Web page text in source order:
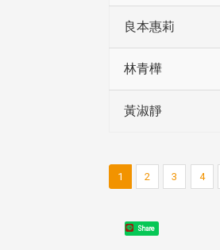
良本惠莉
林青樺
黃淑靜
1 2 3 4
Share